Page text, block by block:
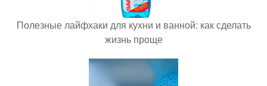
Полезные лайфхаки для кухни и ванной: как сделать
жизнь проще